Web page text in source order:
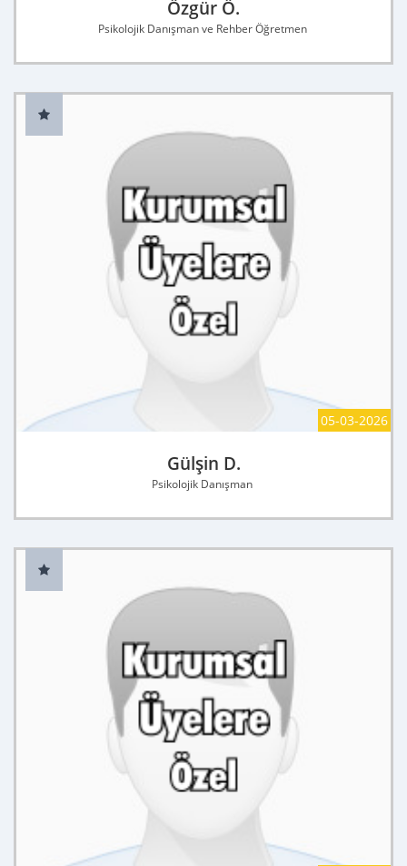
Özgür Ö.
Psikolojik Danışman ve Rehber Öğretmen
05-03-2026
Gülşin D.
Psikolojik Danışman